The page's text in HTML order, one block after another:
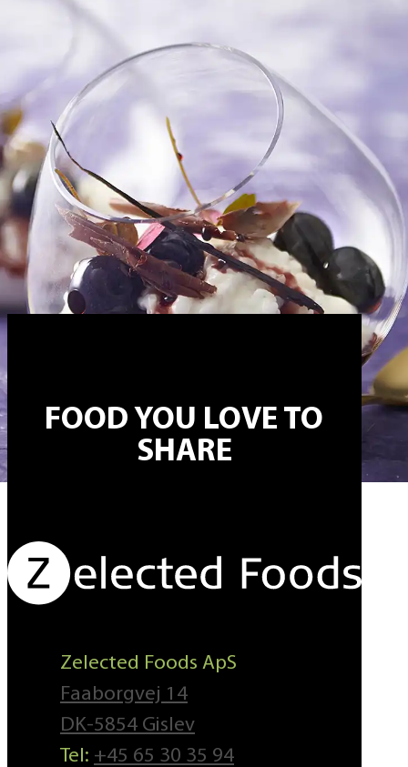
FOOD YOU LOVE TO
SHARE
Zelected Foods ApS
Faaborgvej 14
DK-5854 Gislev
Tel: +45 65 30 35 94